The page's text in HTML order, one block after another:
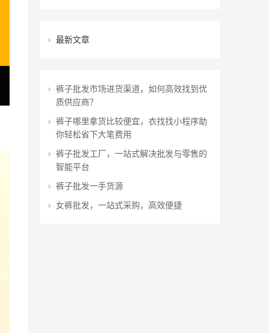
最新文章
裤子批发市场进货渠道，如何高效找到优
质供应商？
裤子哪里拿货比较便宜，衣找找小程序助
你轻松省下大笔费用
裤子批发工厂，一站式解决批发与零售的
智能平台
裤子批发一手货源
女裤批发，一站式采购，高效便捷